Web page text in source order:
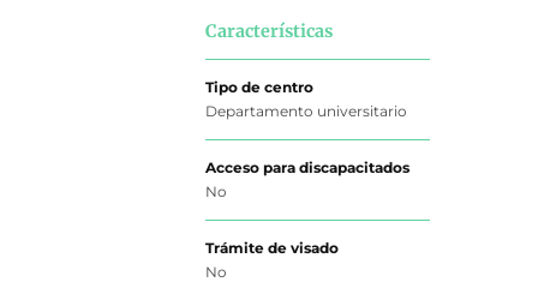
Características
Tipo de centro
Departamento universitario
Acceso para discapacitados
No
Trámite de visado
No